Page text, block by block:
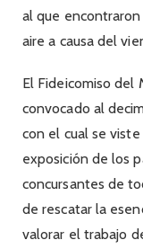
al que
aire a causa del
El Fideicomiso del
convocado al
con el cual se
exposición de los
concursantes de
de rescatar la
valorar el trabajo